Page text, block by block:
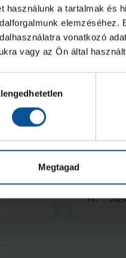
használunk a tartalmak és
elemzéséhez.
vonatkozó
vagy az Ön által
Megtagad
NB I